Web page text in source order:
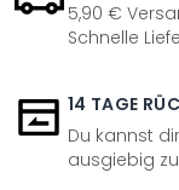
5,90 €
Schnelle
14 TAGE
Du kannst
ausgiebig